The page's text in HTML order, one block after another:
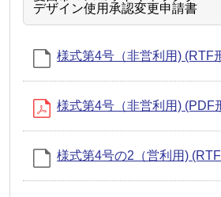
デザイン使用承認変更申請書
様式第4号（非営利用) (RTF
様式第4号（非営利用) (PDF
様式第4号の2（営利用)